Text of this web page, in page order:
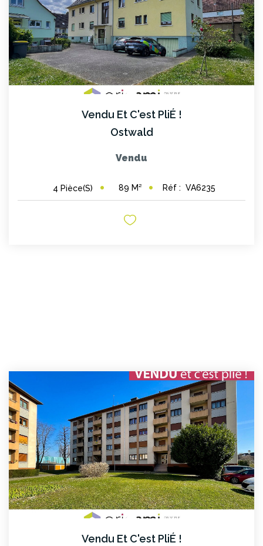
Vendu Et C'est PliÉ !
Ostwald
Vendu
4 Pièce(s) 89 M² Réf : VA6235
Vendu Et C'est PliÉ !